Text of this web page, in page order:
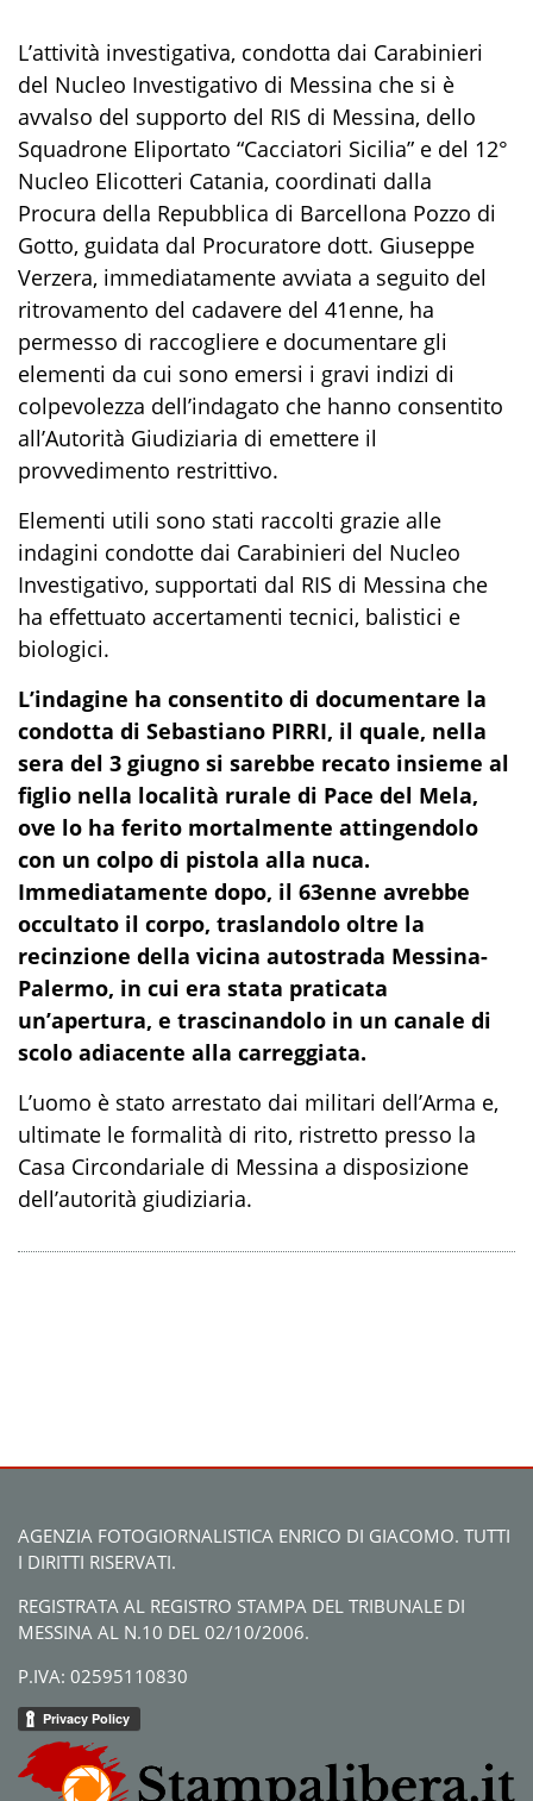
L’attività investigativa, condotta dai Carabinieri
del Nucleo Investigativo di Messina che si è
avvalso del supporto del RIS di Messina, dello
Squadrone Eliportato “Cacciatori Sicilia” e del 12°
Nucleo Elicotteri Catania, coordinati dalla
Procura della Repubblica di Barcellona Pozzo di
Gotto, guidata dal Procuratore dott. Giuseppe
Verzera, immediatamente avviata a seguito del
ritrovamento del cadavere del 41enne, ha
permesso di raccogliere e documentare gli
elementi da cui sono emersi i gravi indizi di
colpevolezza dell’indagato che hanno consentito
all’Autorità Giudiziaria di emettere il
provvedimento restrittivo.
Elementi utili sono stati raccolti grazie alle
indagini condotte dai Carabinieri del Nucleo
Investigativo, supportati dal RIS di Messina che
ha effettuato accertamenti tecnici, balistici e
biologici.
L’indagine ha consentito di documentare la
condotta di Sebastiano PIRRI, il quale, nella
sera del 3 giugno si sarebbe recato insieme al
figlio nella località rurale di Pace del Mela,
ove lo ha ferito mortalmente attingendolo
con un colpo di pistola alla nuca.
Immediatamente dopo, il 63enne avrebbe
occultato il corpo, traslandolo oltre la
recinzione della vicina autostrada Messina-
Palermo, in cui era stata praticata
un’apertura, e trascinandolo in un canale di
scolo adiacente alla carreggiata.
L’uomo è stato arrestato dai militari dell’Arma e,
ultimate le formalità di rito, ristretto presso la
Casa Circondariale di Messina a disposizione
dell’autorità giudiziaria.
AGENZIA FOTOGIORNALISTICA ENRICO DI GIACOMO. TUTTI
I DIRITTI RISERVATI.
REGISTRATA AL REGISTRO STAMPA DEL TRIBUNALE DI
MESSINA AL N.10 DEL 02/10/2006.
P.IVA: 02595110830